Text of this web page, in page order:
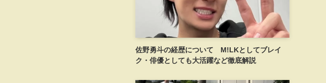
佐野勇斗の経歴について M!LKとしてブレイ
ク・俳優としても大活躍など徹底解説